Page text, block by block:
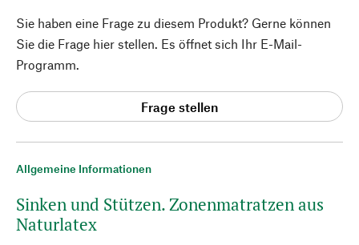
Allgemeine Informationen
Sinken und Stützen. Zonenmatratzen aus
Naturlatex
Sie haben eine Frage zu diesem Produkt? Gerne können
Sie die Frage hier stellen. Es öffnet sich Ihr E-Mail-
Programm.
Frage stellen